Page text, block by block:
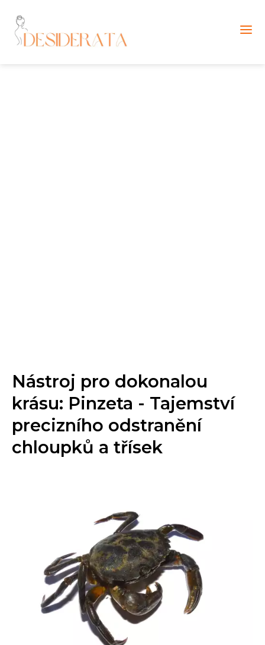
Nástroj pro dokonalou
krásu: Pinzeta - Tajemství
precizního odstranění
chloupků a třísek